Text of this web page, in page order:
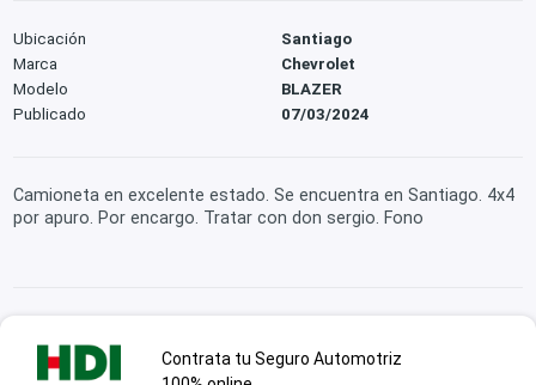
Ubicación
Santiago
Marca
Chevrolet
Modelo
BLAZER
Publicado
07/03/2024
Camioneta en excelente estado. Se encuentra en Santiago. 4x4
por apuro. Por encargo. Tratar con don sergio. Fono
Contrata tu Seguro Automotriz